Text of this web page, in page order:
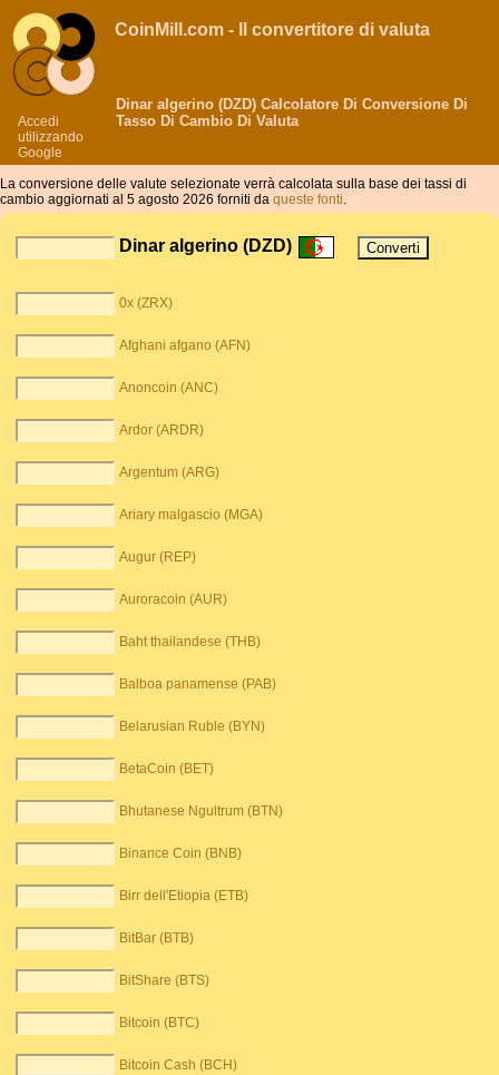
Accedi
utilizzando
Google
CoinMill.com - Il convertitore di valuta
Dinar algerino (DZD) Calcolatore Di Conversione Di
Tasso Di Cambio Di Valuta
La conversione delle valute selezionate verrà calcolata sulla base dei tassi di
cambio aggiornati al 5 agosto 2026 forniti da queste fonti.
Dinar algerino (DZD)
0x (ZRX)
Afghani afgano (AFN)
Anoncoin (ANC)
Ardor (ARDR)
Argentum (ARG)
Ariary malgascio (MGA)
Augur (REP)
Auroracoin (AUR)
Baht thailandese (THB)
Balboa panamense (PAB)
Belarusian Ruble (BYN)
BetaCoin (BET)
Bhutanese Ngultrum (BTN)
Binance Coin (BNB)
Birr dell'Etiopia (ETB)
BitBar (BTB)
BitShare (BTS)
Bitcoin (BTC)
Bitcoin Cash (BCH)